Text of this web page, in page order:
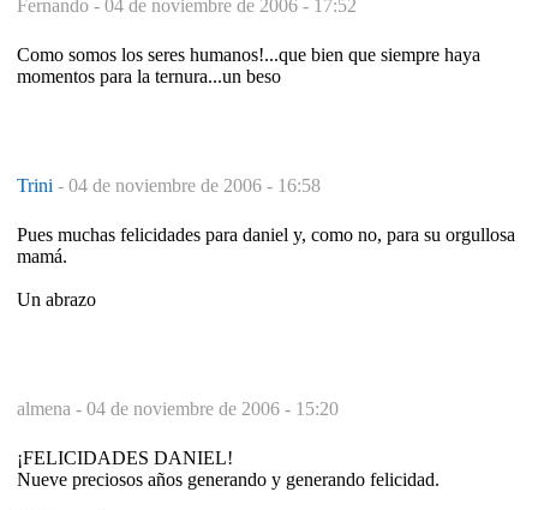
Fernando - 04 de noviembre de 2006 - 17:52
Como somos los seres humanos!...que bien que siempre haya
momentos para la ternura...un beso
Trini - 04 de noviembre de 2006 - 16:58
Pues muchas felicidades para daniel y, como no, para su orgullosa
mamá.
Un abrazo
almena - 04 de noviembre de 2006 - 15:20
¡FELICIDADES DANIEL!
Nueve preciosos años generando y generando felicidad.